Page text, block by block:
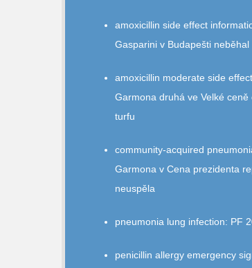
amoxicillin side effect
Gasparini v Budapešti neběhal
amoxicillin moderate side
Garmona druhá ve Velké ceně
turfu
community‑acquired
Garmona v Cena prezidenta
neuspěla
pneumonia lung infection: PF
penicillin allergy emergency